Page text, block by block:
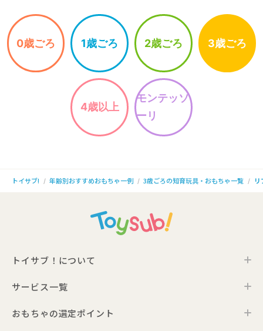
0歳ごろ 1歳ごろ 2歳ごろ 3歳ごろ
4歳以上
モンテッソ
ーリ
トイサブ! 年齢別おすすめおもちゃ一例 3歳ごろの知育玩具・おもちゃ一覧
トイサブ！について
トイサブ！の特徴
サービス一覧
トイサブ！ファーストセレクション
おもちゃの選定ポイント